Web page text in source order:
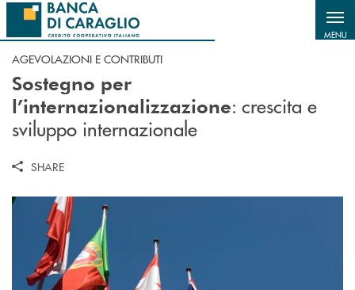
Salta al contenuto principale
MENU
AGEVOLAZIONI E CONTRIBUTI
Sostegno per
l’internazionalizzazione: crescita e
sviluppo internazionale
SHARE